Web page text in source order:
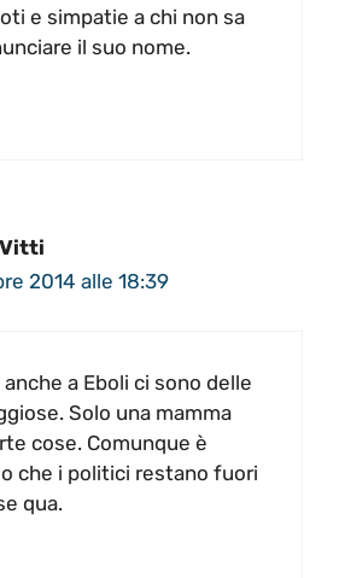
e simpatie a chi non sa
il suo nome.
Vitti
2014 alle 18:39
a Eboli ci sono delle
Solo una mamma
cose. Comunque è
che i politici restano fuori
qua.